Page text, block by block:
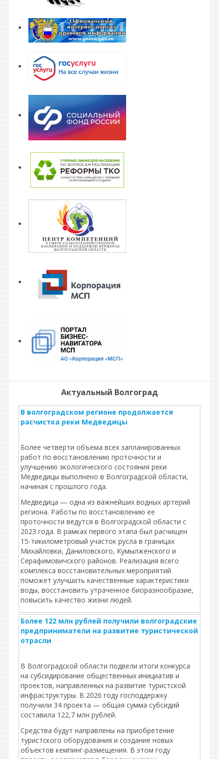
Актуальный Волгоград
В волгоградском регионе продолжается
расчистка реки Медведицы
Более четверти объема всех запланированных
работ по восстановлению проточности и
улучшению экологического состояния реки
Медведицы выполнено в Волгоградской области,
начиная с прошлого года.
Медведица — одна из важнейших водных артерий
региона. Работы по восстановлению ее
проточности ведутся в Волгоградской области с
2023 года. В рамках первого этапа был расчищен
15-тикилометровый участок русла в границах
Михайловки, Даниловского, Кумылженского и
Серафимовичского районов. Реализация всего
комплекса восстановительных мероприятий
поможет улучшить качественные характеристики
воды, восстановить утраченное биоразнообразие,
повысить качество жизни людей.
Более 122 млн рублей получили волгоградские
предприниматели на развитие туристической
отрасли
В Волгоградской области подвели итоги конкурса
на субсидирование общественных инициатив и
проектов, направленных на развитие туристской
инфраструктуры. В 2026 году господдержку
получили 34 проекта — общая сумма субсидий
составила 122,7 млн рублей.
Средства будут направлены на приобретение
туристского оборудования и создание новых
объектов кемпинг‑размещения. В этом году